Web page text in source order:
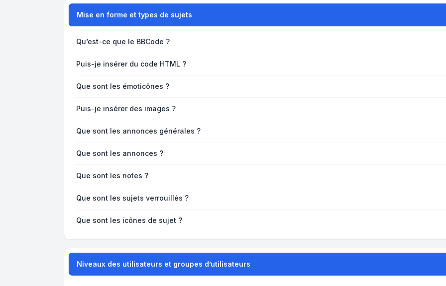
Mise en forme et types de sujets
Qu’est-ce que le BBCode ?
Puis-je insérer du code HTML ?
Que sont les émoticônes ?
Puis-je insérer des images ?
Que sont les annonces générales ?
Que sont les annonces ?
Que sont les notes ?
Que sont les sujets verrouillés ?
Que sont les icônes de sujet ?
Niveaux des utilisateurs et groupes d’utilisateurs